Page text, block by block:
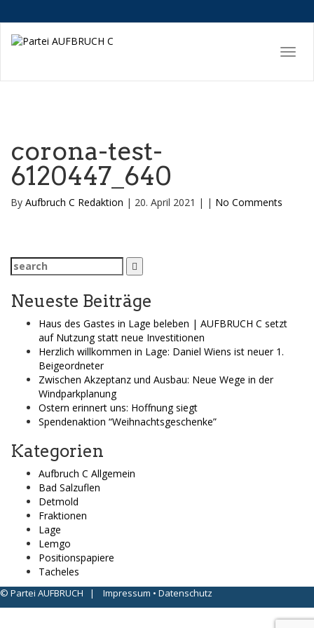
corona-test-
6120447_640
By Aufbruch C Redaktion | 20. April 2021 | | No Comments
Search
for:
Neueste Beiträge
Haus des Gastes in Lage beleben | AUFBRUCH C setzt
auf Nutzung statt neue Investitionen
Herzlich willkommen in Lage: Daniel Wiens ist neuer 1.
Beigeordneter
Zwischen Akzeptanz und Ausbau: Neue Wege in der
Windparkplanung
Ostern erinnert uns: Hoffnung siegt
Spendenaktion “Weihnachtsgeschenke”
Kategorien
Aufbruch C Allgemein
Bad Salzuflen
Detmold
Fraktionen
Lage
Lemgo
Positionspapiere
Tacheles
© Partei AUFBRUCH | Impressum • Datenschutz